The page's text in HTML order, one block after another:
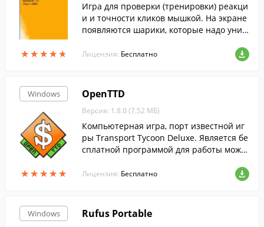
★★★★★
★★★★★
Игра для проверки (тренировки) реакци
и и точности кликов мышкой. На экране
появляются шарики, которые надо унич
Лицензия: Бесплатно
Windows
★★★★★
★★★★★
OpenTTD
Версия: 1.8.0 (7.52 МБ)
Компьютерная игра, порт известной иг
ры Transport Tycoon Deluxe. Является бе
сплатной программой для работы можн
ой оригинальной Transport Tycoon Delux
Лицензия: Бесплатно
Windows Rufus Portable